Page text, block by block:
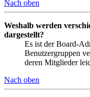
Nach oben
Weshalb werden
dargestellt?
Es ist der Board-
Benutzergruppen
deren Mitglieder
Nach oben